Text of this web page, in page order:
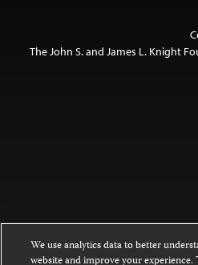
The John S. and James L. Knight
We use analytics data to better
website and improve your experience.